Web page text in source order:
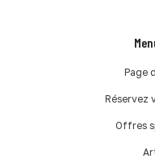
Page
Réservez
Offres